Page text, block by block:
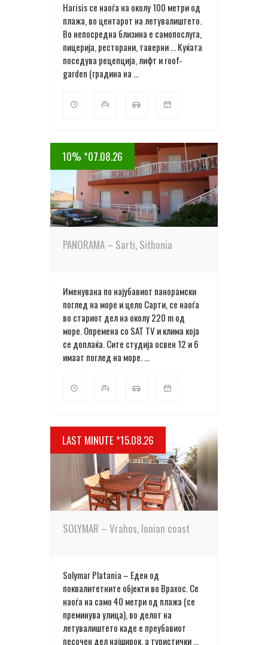
Harisis се наоѓа на околу 100 метри од
плажа, во центарот на летувалиштето.
Во непосредна близина е самопослуга,
пицерија, ресторани, таверни ... Куќата
поседува рецепција, лифт и roof-
garden (градина на ...
10% *07.08.26
ПОВЕЌЕ ДЕТАЛИ
PANORAMA – Sarti, Sithonia
Именувана по најубавиот панорамски
поглед на море и цело Сарти, се наоѓа
во стариот дел на околу 220 m oд
море. Опремена со SAT TV и клима која
се доплаќа. Сите студија освен 12 и 6
имаат поглед на море. ...
LAST MINUTE *15.08.26
ПОВЕЌЕ ДЕТАЛИ
SOLYMAR – Vrahos, Ionian coast
Solymar Platania – Еден од
поквалитетните објекти во Врахос. Се
наоѓа на само 40 метри од плажа (се
преминува улица), во делот на
летувалиштето каде е преубавиот
песочен дел најширок, а туристички ...